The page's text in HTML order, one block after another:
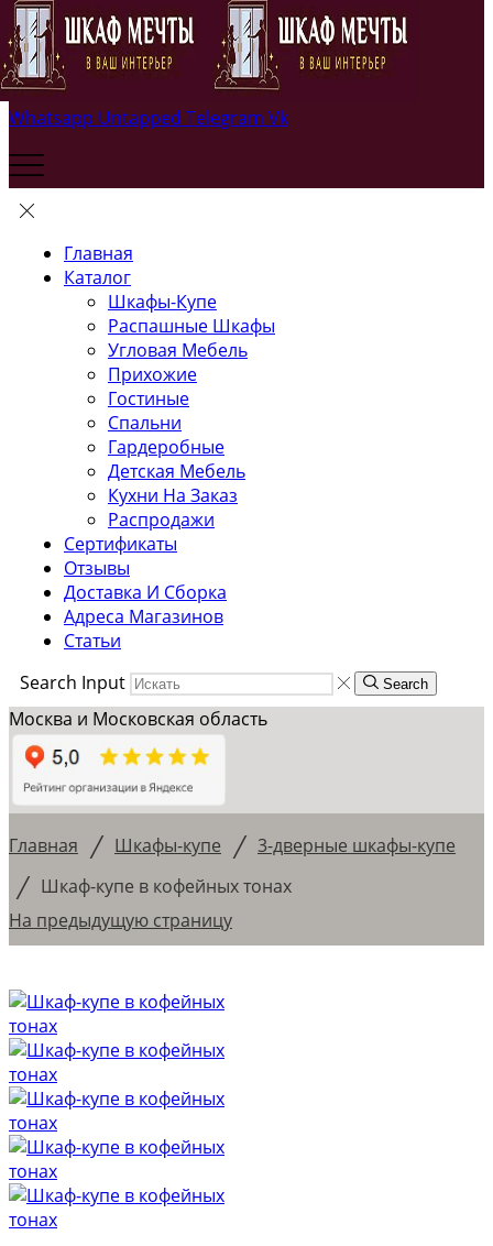
Whatsapp Untapped Telegram Vk
Главная
Каталог
Шкафы-Купе
Распашные Шкафы
Угловая Мебель
Прихожие
Гостиные
Спальни
Гардеробные
Детская Мебель
Кухни На Заказ
Распродажи
Сертификаты
Отзывы
Доставка И Сборка
Адреса Магазинов
Статьи
Search Input
Search
Москва и Московская область
Главная / Шкафы-купе / 3-дверные шкафы-купе
/ Шкаф-купе в кофейных тонах
На предыдущую страницу